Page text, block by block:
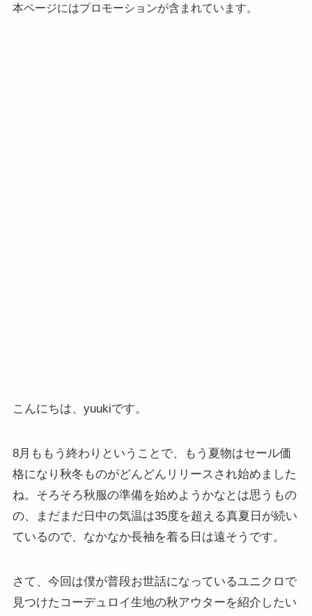
本ページにはプロモーションが含まれています。
こんにちは、yuukiです。
8月ももう終わりということで、もう夏物はセール価
格になり秋冬ものがどんどんリリースされ始めました
ね。そろそろ秋服の準備を始めようかなとは思うもの
の、まだまだ日中の気温は35度を超える真夏日が続い
ているので、なかなか長袖を着る日は遠そうです。
さて、今回は僕が普段お世話になっているユニクロで
見つけたコーデュロイ生地の秋アウターを紹介したい